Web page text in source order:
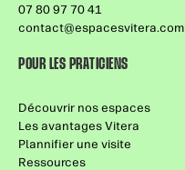
07 80 97 70 41
contact@espacesvitera.com
POUR LES PRATICIENS
Découvrir nos espaces
Les avantages Vitera
Plannifier une visite
Ressources